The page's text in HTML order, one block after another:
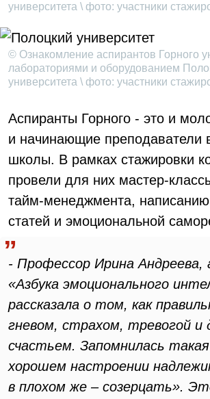
университета \ фото: участники
© Ознакомление аспирантов Горного
лабораториями и оборудованием
университета \ фото: участники
Аспиранты Горного - это и
и начинающие преподаватели
школы. В рамках стажировки
провели для них мастер-
тайм-менеджмента,
статей и эмоциональной
- Профессор Ирина Андреева,
«Азбука эмоционального
рассказала о том, как
гневом, страхом, тревогой и
счастьем. Запомнилась
хорошем настроении
в плохом же – созерцать».